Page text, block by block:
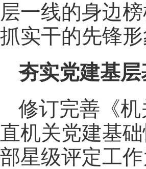
层一线的身边
抓实干的先锋
夯实党建基
修订完善《
直机关党建基
部星级评定工